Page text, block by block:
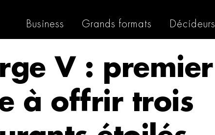
Business Grands formats Décideurs
V : premier
à offrir trois